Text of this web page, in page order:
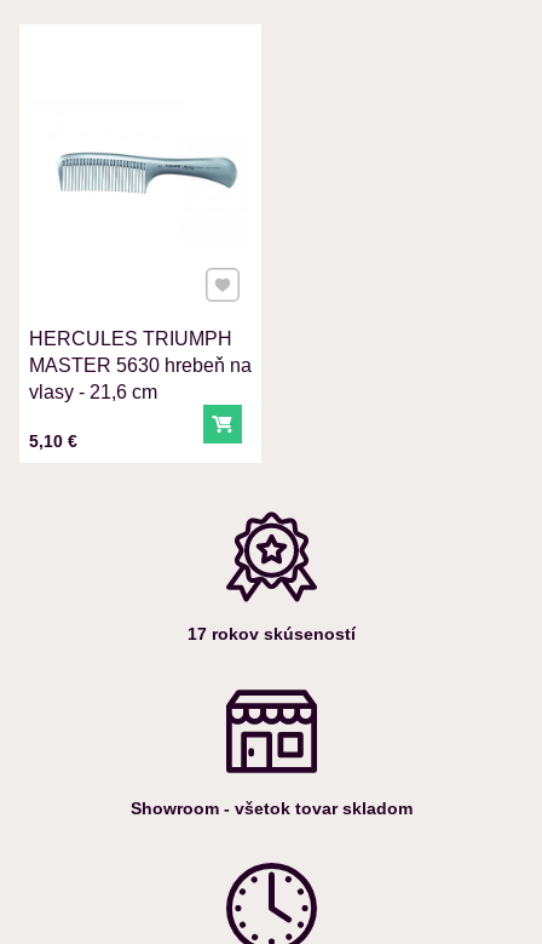
VAŠA OTÁZKA K PRODUKTU
Odoslať
HERCULES TRIUMPH
MASTER 5630 hrebeň na
vlasy - 21,6 cm
Cena s DPH
5,10 € Do košíka
Pridať k Obľúbeným
17 rokov skúseností
Showroom - všetok tovar skladom